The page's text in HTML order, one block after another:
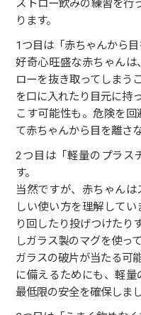
ストロー飲みの練習を行
ります。
1つ目は「赤ちゃんから目
好奇心旺盛な赤ちゃん
ローを抜き取ってしまう
を口に入れたり目元に持
こす可能性も。危険を
て赤ちゃんから目を離さ
2つ目は「軽量のプラス
す。
当然ですが、赤ちゃん
しい使い方を理解して
り回したり投げつけたり
しガラス製のマグを使っ
ガラスの破片が当たる可
に備えるためにも、軽量
最低限の安全を確保しまし